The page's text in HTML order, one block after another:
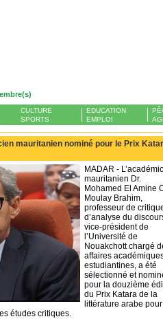
CULTURE
SPORTS
EDUCATION
EMPLOI
mauritanien nominé pour le Prix
MADAR -
mauritanien Dr.
Mohamed El Amine
Moulay Brahim,
professeur de
d’analyse du
vice-président de
l’Université de
Nouakchott chargé
affaires
estudiantines, a été
sélectionné et
pour la douzième
du Prix Katara de la
littérature arabe pour
études critiques.